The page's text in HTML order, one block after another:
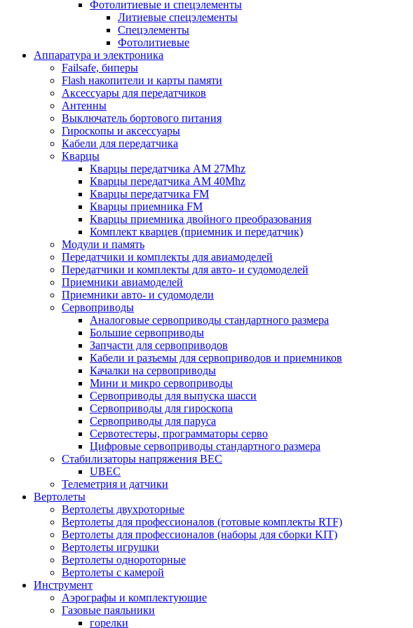
Фотолитиевые и спецэлементы
Литиевые спецэлементы
Спецэлементы
Фотолитиевые
Аппаратура и электроника
Failsafe, биперы
Flash накопители и карты памяти
Аксессуары для передатчиков
Антенны
Выключатель бортового питания
Гироскопы и аксессуары
Кабели для передатчика
Кварцы
Кварцы передатчика AM 27Mhz
Кварцы передатчика AM 40Mhz
Кварцы передатчика FM
Кварцы приемника FM
Кварцы приемника двойного преобразования
Комплект кварцев (приемник и передатчик)
Модули и память
Передатчики и комплекты для авиамоделей
Передатчики и комплекты для авто- и судомоделей
Приемники авиамоделей
Приемники авто- и судомодели
Сервоприводы
Аналоговые сервоприводы стандартного размера
Большие сервоприводы
Запчасти для сервоприводов
Кабели и разъемы для сервоприводов и приемников
Качалки на сервоприводы
Мини и микро сервоприводы
Сервоприводы для выпуска шасси
Сервоприводы для гироскопа
Сервоприводы для паруса
Сервотестеры, программаторы серво
Цифровые сервоприводы стандартного размера
Стабилизаторы напряжения BEC
UBEC
Телеметрия и датчики
Вертолеты
Вертолеты двухроторные
Вертолеты для профессионалов (готовые комплекты RTF)
Вертолеты для профессионалов (наборы для сборки KIT)
Вертолеты игрушки
Вертолеты однороторные
Вертолеты с камерой
Инструмент
Аэрографы и комплектующие
Газовые паяльники
горелки